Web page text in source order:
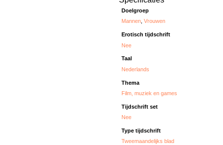
Doelgroep
Mannen,Vrouwen
Erotisch tijdschrift
Nee
Taal
Nederlands
Thema
Film, muziek en games
Tijdschrift set
Nee
Type tijdschrift
Tweemaandelijks blad